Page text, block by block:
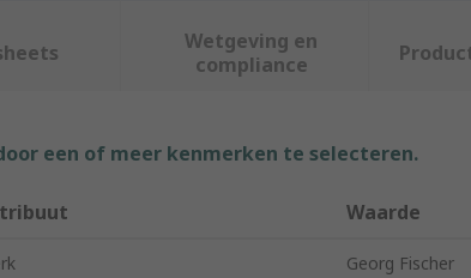
Wetgeving en
compliance
een of meer kenmerken te selecteren.
Waarde
Georg Fischer